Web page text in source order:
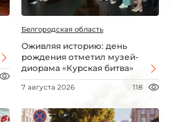
Белгородская область
Оживляя историю: день
рождения отметил музей-
диорама «Курская битва»
7 августа 2026 118